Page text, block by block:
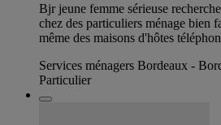
Bjr jeune femme sérieuse
chez des particuliers ménage bien
même des maisons d'hôtes
Services ménagers Bordeaux -
Particulier